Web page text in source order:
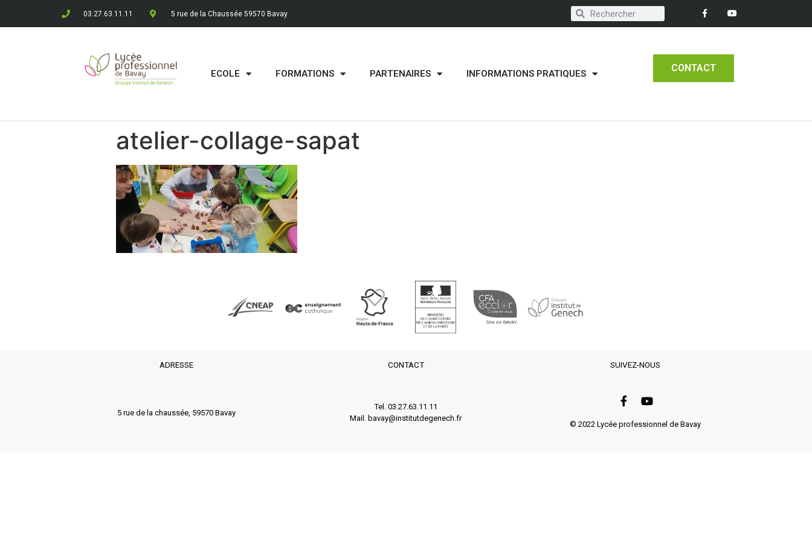
03.27.63.11.11 5 rue de la Chaussée 59570 Bavay
ECOLE FORMATIONS PARTENAIRES INFORMATIONS PRATIQUES CONTACT
atelier-collage-sapat
ADRESSE
5 rue de la chaussée, 59570 Bavay
CONTACT
Tel. 03.27.63.11.11
Mail. bavay@institutdegenech.fr
SUIVEZ-NOUS
© 2022 Lycée professionnel de Bavay